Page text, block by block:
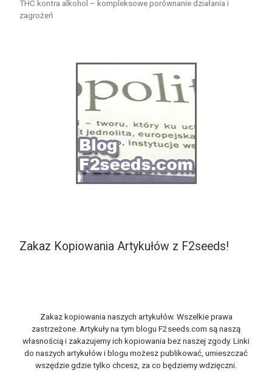
THC kontra alkohol – kompleksowe porównanie działania i
zagrożeń
Zakaz Kopiowania Artykułów z F2seeds!
Zakaz kopiowania naszych artykułów. Wszelkie prawa
zastrzeżone. Artykuły na tym blogu F2seeds.com są naszą
własnością i zakazujemy ich kopiowania bez naszej zgody. Linki
do naszych artykułów i blogu możesz publikować, umieszczać
wszędzie gdzie tylko chcesz, za co będziemy wdzięczni.